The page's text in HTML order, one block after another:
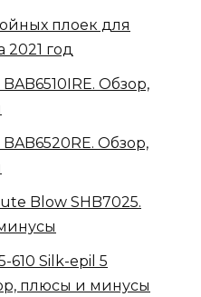
плоек для
2021 год
Обзор,
Обзор,
Blow SHB7025.
610 Silk-epil 5
плюсы и минусы